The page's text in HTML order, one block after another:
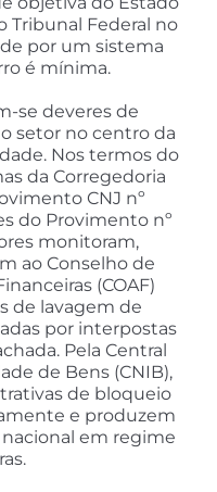
Tribunal Federal no
por um sistema
é mínima.
se deveres de
setor no centro da
Nos termos do
da Corregedoria
CNJ nº
do Provimento nº
monitoram,
ao Conselho de
(COAF)
de lavagem de
por interpostas
Pela Central
de Bens (CNIB),
de bloqueio
e produzem
em regime